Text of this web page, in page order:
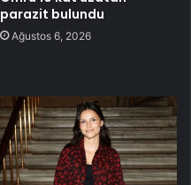
parazit bulundu
Ağustos 6, 2026